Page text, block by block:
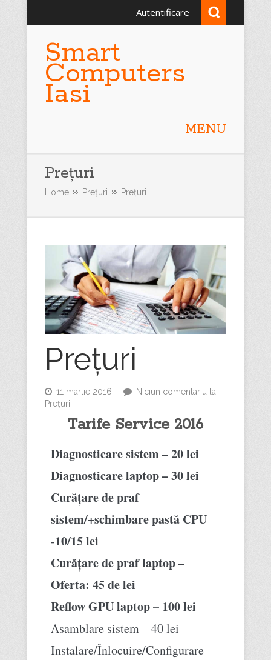
Autentificare
Smart
Computers
Iasi
MENU
Prețuri
Home Prețuri Prețuri
Prețuri
11 martie 2016 Niciun comentariula
Prețuri
Tarife Service 2016
Diagnosticare sistem – 20 lei
Diagnosticare laptop – 30 lei
Curățare de praf
sistem/+schimbare pastă CPU
-10/15 lei
Curățare de praf laptop –
Oferta: 45 de lei
Reflow GPU laptop – 100 lei
Asamblare sistem – 40 lei
Instalare/Înlocuire/Configurare